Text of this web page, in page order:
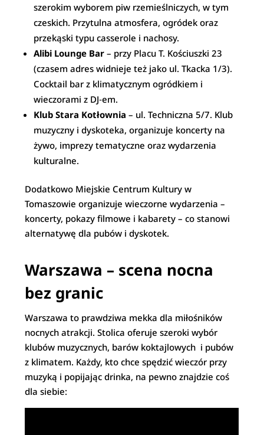
szerokim wyborem piw rzemieślniczych, w tym
czeskich. Przytulna atmosfera, ogródek oraz
przekąski typu casserole i nachosy.
Alibi Lounge Bar – przy Placu T. Kościuszki 23
(czasem adres widnieje też jako ul. Tkacka 1/3).
Cocktail bar z klimatycznym ogródkiem i
wieczorami z DJ‑em.
Klub Stara Kotłownia – ul. Techniczna 5/7. Klub
muzyczny i dyskoteka, organizuje koncerty na
żywo, imprezy tematyczne oraz wydarzenia
kulturalne.
Dodatkowo Miejskie Centrum Kultury w
Tomaszowie organizuje wieczorne wydarzenia –
koncerty, pokazy filmowe i kabarety – co stanowi
alternatywę dla pubów i dyskotek.
Warszawa – scena nocna
bez granic
Warszawa to prawdziwa mekka dla miłośników
nocnych atrakcji. Stolica oferuje szeroki wybór
klubów muzycznych, barów koktajlowych i pubów
z klimatem. Każdy, kto chce spędzić wieczór przy
muzyką i popijając drinka, na pewno znajdzie coś
dla siebie: